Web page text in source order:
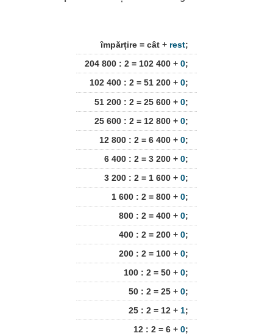
împărțire = cât + rest;
204 800 : 2 = 102 400 + 0;
102 400 : 2 = 51 200 + 0;
51 200 : 2 = 25 600 + 0;
25 600 : 2 = 12 800 + 0;
12 800 : 2 = 6 400 + 0;
6 400 : 2 = 3 200 + 0;
3 200 : 2 = 1 600 + 0;
1 600 : 2 = 800 + 0;
800 : 2 = 400 + 0;
400 : 2 = 200 + 0;
200 : 2 = 100 + 0;
100 : 2 = 50 + 0;
50 : 2 = 25 + 0;
25 : 2 = 12 + 1;
12 : 2 = 6 + 0;